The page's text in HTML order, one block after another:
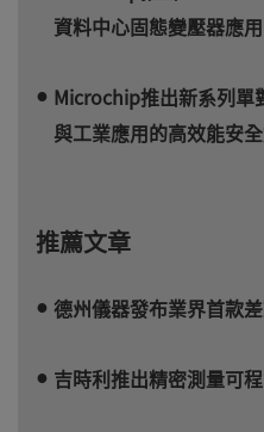
資料中心固態變壓器應用
Microchip推出新系列
與工業應用的高效能安
推薦文章
德州儀器發布業界首款
吉時利推出精密測量可